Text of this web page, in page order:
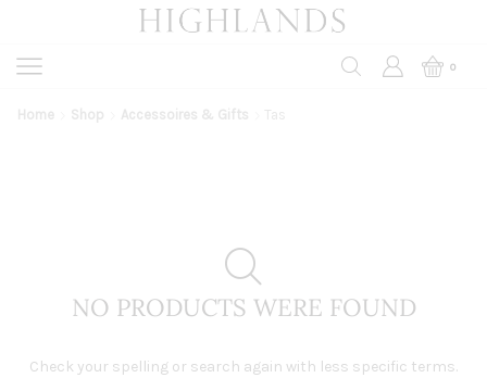
0
Home Shop Accessoires & Gifts Tas
NO PRODUCTS WERE FOUND
Check your spelling or search again with less specific terms.